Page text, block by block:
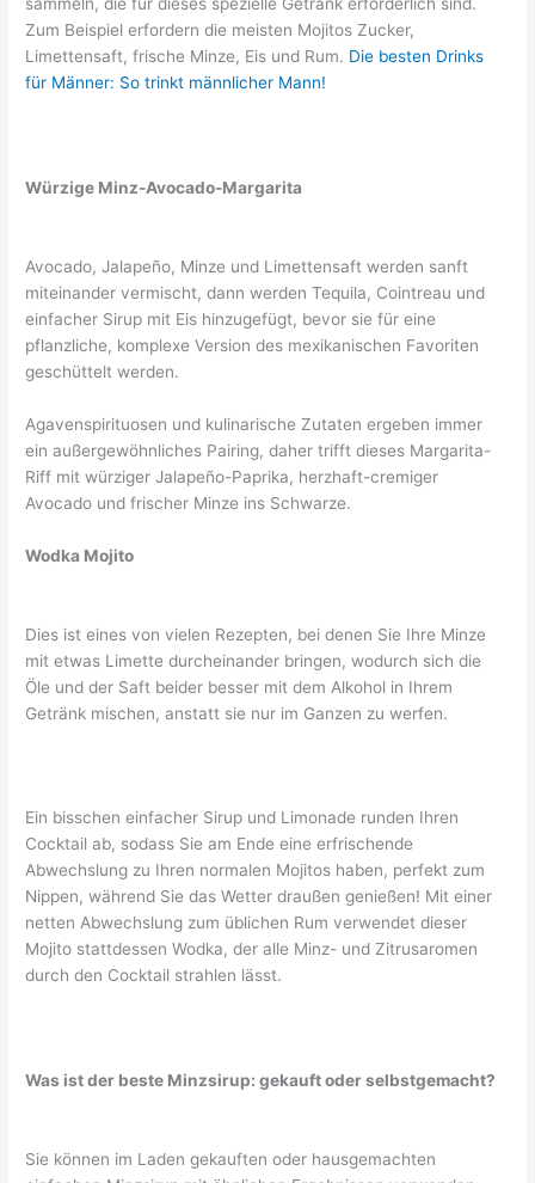
sammeln, die für dieses spezielle Getränk erforderlich sind.
Zum Beispiel erfordern die meisten Mojitos Zucker,
Limettensaft, frische Minze, Eis und Rum. Die besten Drinks
für Männer: So trinkt männlicher Mann!
Würzige Minz-Avocado-Margarita
Avocado, Jalapeño, Minze und Limettensaft werden sanft
miteinander vermischt, dann werden Tequila, Cointreau und
einfacher Sirup mit Eis hinzugefügt, bevor sie für eine
pflanzliche, komplexe Version des mexikanischen Favoriten
geschüttelt werden.
Agavenspirituosen und kulinarische Zutaten ergeben immer
ein außergewöhnliches Pairing, daher trifft dieses Margarita-
Riff mit würziger Jalapeño-Paprika, herzhaft-cremiger
Avocado und frischer Minze ins Schwarze.
Wodka Mojito
Dies ist eines von vielen Rezepten, bei denen Sie Ihre Minze
mit etwas Limette durcheinander bringen, wodurch sich die
Öle und der Saft beider besser mit dem Alkohol in Ihrem
Getränk mischen, anstatt sie nur im Ganzen zu werfen.
Ein bisschen einfacher Sirup und Limonade runden Ihren
Cocktail ab, sodass Sie am Ende eine erfrischende
Abwechslung zu Ihren normalen Mojitos haben, perfekt zum
Nippen, während Sie das Wetter draußen genießen! Mit einer
netten Abwechslung zum üblichen Rum verwendet dieser
Mojito stattdessen Wodka, der alle Minz- und Zitrusaromen
durch den Cocktail strahlen lässt.
Was ist der beste Minzsirup: gekauft oder selbstgemacht?
Sie können im Laden gekauften oder hausgemachten